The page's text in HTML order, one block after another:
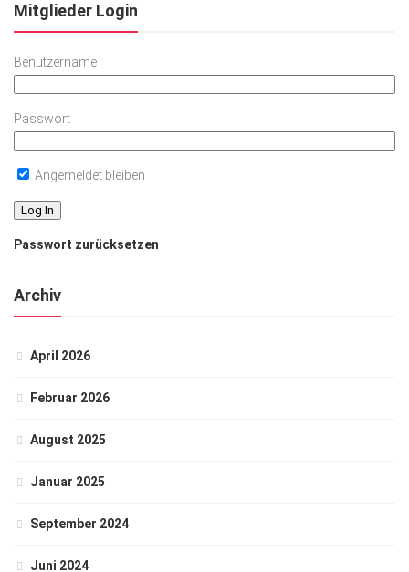
Mitglieder Login
Benutzername
Passwort
Angemeldet bleiben
Passwort zurücksetzen
Archiv
April 2026
Februar 2026
August 2025
Januar 2025
September 2024
Juni 2024